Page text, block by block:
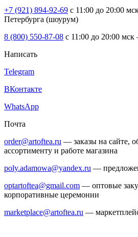
+7 (921) 894-92-69 c 11:00 до 20:00
Петербурга (шоурум)
8 (800) 550-87-08 c 11:00 до 20:00
Написать
Telegram
ВКонтакте
WhatsApp
Почта
order@artoftea.ru — заказы на сайте,
ассортименту и работе магазина
poly.adamowa@yandex.ru —
optartoftea@gmail.com — оптовые
корпоративные церемонии
marketplace@artoftea.ru —